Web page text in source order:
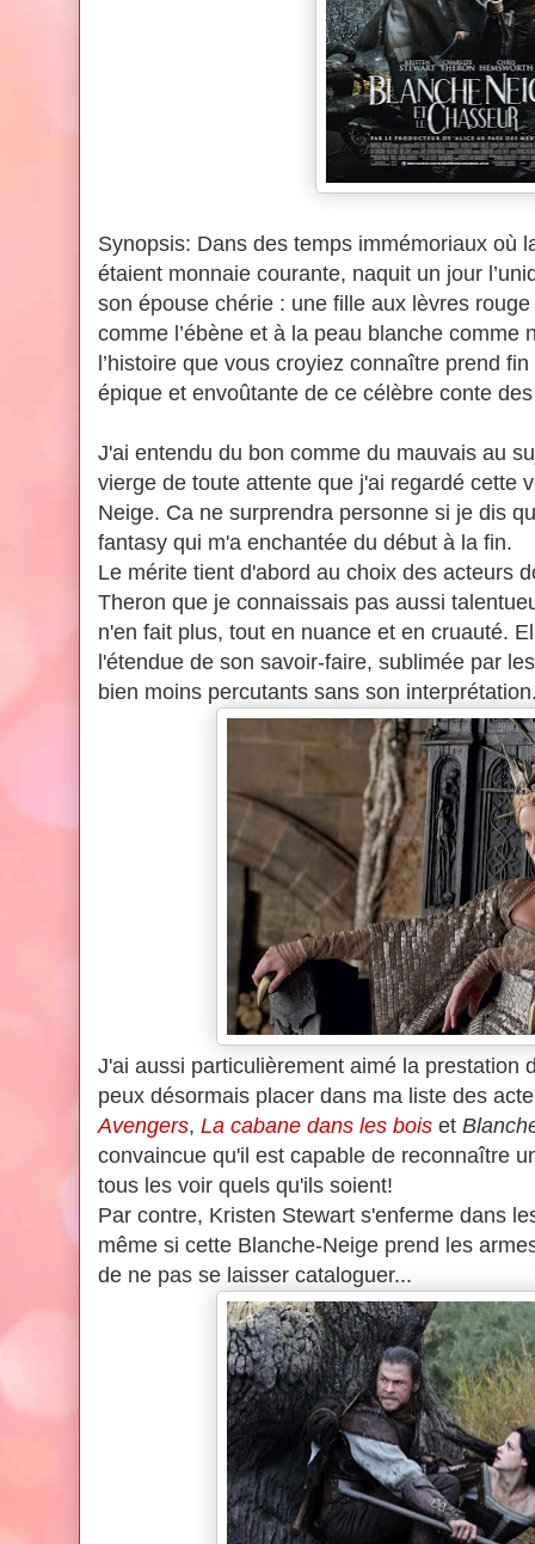
Synopsis: Dans des temps immémoriaux où
étaient monnaie courante, naquit un jour
son épouse chérie : une fille aux lèvres
comme l’ébène et à la peau blanche comme
l’histoire que vous croyiez connaître prend
épique et envoûtante de ce célèbre conte
J'ai entendu du bon comme du mauvais au
vierge de toute attente que j'ai regardé cette
Neige. Ca ne surprendra personne si je dis
fantasy qui m'a enchantée du début à la fin.
Le mérite tient d'abord au choix des acteurs
Theron que je connaissais pas aussi
n'en fait plus, tout en nuance et en cruauté.
l'étendue de son savoir-faire, sublimée par
bien moins percutants sans son
J'ai aussi particulièrement aimé la prestation
peux désormais placer dans ma liste des
Avengers, La cabane dans les bois et
convaincue qu'il est capable de reconnaître
tous les voir quels qu'ils soient!
Par contre, Kristen Stewart s'enferme dans
même si cette Blanche-Neige prend les
de ne pas se laisser cataloguer...